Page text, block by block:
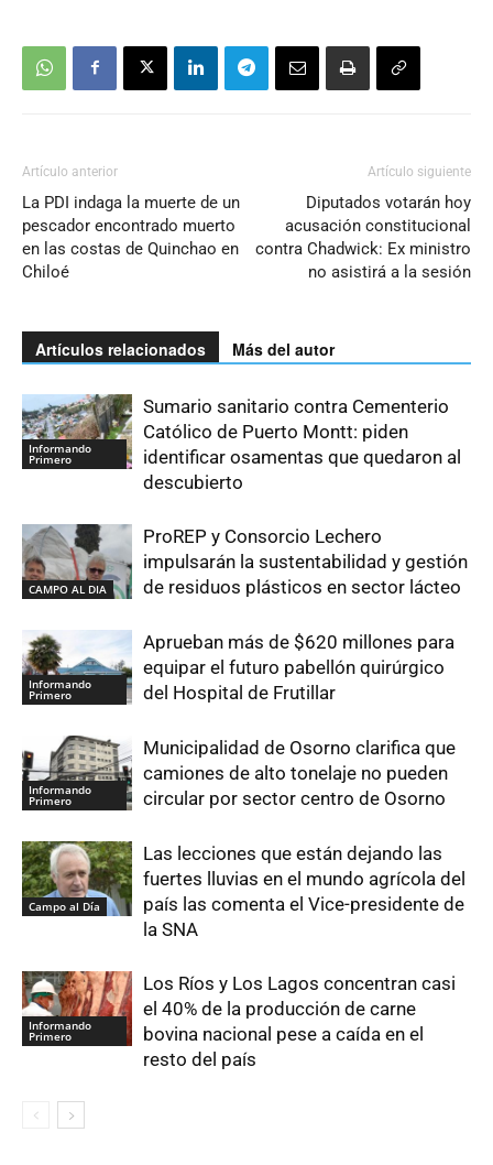
Artículo anterior
La PDI indaga la muerte de un
pescador encontrado muerto
en las costas de Quinchao en
Chiloé
Artículo siguiente
Diputados votarán hoy
acusación constitucional
contra Chadwick: Ex ministro
no asistirá a la sesión
Artículos relacionados Más del autor
Informando
Primero
Sumario sanitario contra Cementerio
Católico de Puerto Montt: piden
identificar osamentas que quedaron al
descubierto
CAMPO AL DIA
ProREP y Consorcio Lechero
impulsarán la sustentabilidad y gestión
de residuos plásticos en sector lácteo
Informando
Primero
Aprueban más de $620 millones para
equipar el futuro pabellón quirúrgico
del Hospital de Frutillar
Informando
Primero
Municipalidad de Osorno clarifica que
camiones de alto tonelaje no pueden
circular por sector centro de Osorno
Campo al Día
Las lecciones que están dejando las
fuertes lluvias en el mundo agrícola del
país las comenta el Vice-presidente de
la SNA
Informando
Primero
Los Ríos y Los Lagos concentran casi
el 40% de la producción de carne
bovina nacional pese a caída en el
resto del país